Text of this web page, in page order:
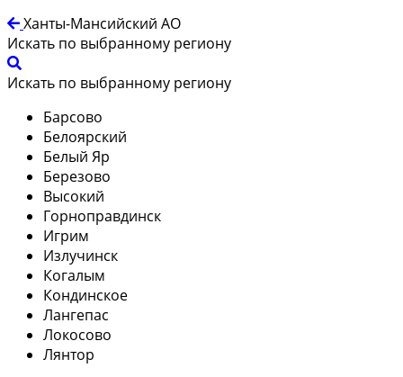
Ханты-Мансийский АО
Искать по выбранному региону
Искать по выбранному региону
Барсово
Белоярский
Белый Яр
Березово
Высокий
Горноправдинск
Игрим
Излучинск
Когалым
Кондинское
Лангепас
Локосово
Лянтор